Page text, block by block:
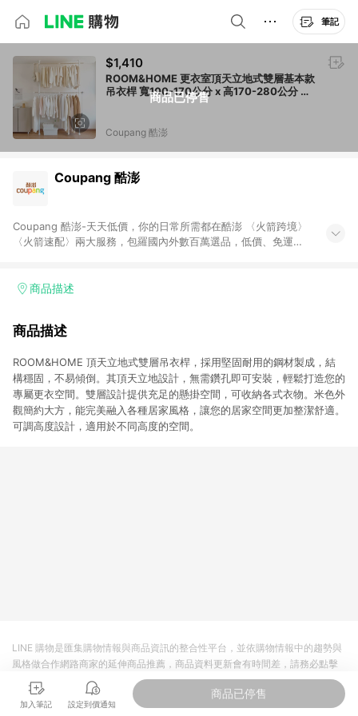
筆記
商品已停售
$1,410
ROOM&HOME 更衣室頂天立地式雙層基本款
吊衣桿 寬100-170公分 x 高170-280公分 米
Coupang 酷澎
Coupang 酷澎
Coupang 酷澎-天天低價，你的日常所需都在酷澎 〈火箭跨境〉
〈火箭速配〉兩大服務，包羅國內外數百萬選品，低價、免運，
加入WOW會員告別湊免運，火箭速配、火箭跨境優質選品不限金
商品描述
商品描述
ROOM&HOME 頂天立地式雙層吊衣桿，採用堅固耐用的鋼材製成，結
構穩固，不易傾倒。其頂天立地設計，無需鑽孔即可安裝，輕鬆打造您的
專屬更衣空間。雙層設計提供充足的懸掛空間，可收納各式衣物。米色外
觀簡約大方，能完美融入各種居家風格，讓您的居家空間更加整潔舒適。
可調高度設計，適用於不同高度的空間。
加入筆記 設定到價通知
商品已停售
LINE 購物是匯集購物情報與商品資訊的整合性平台，並依購物情報中的趨勢與
風格做合作網路商家的延伸商品推薦，商品資料更新會有時間差，請務必點擊
商品至各合作網路商家，確認現售價與購物條件，一切資訊以合作廠商網頁為
準。